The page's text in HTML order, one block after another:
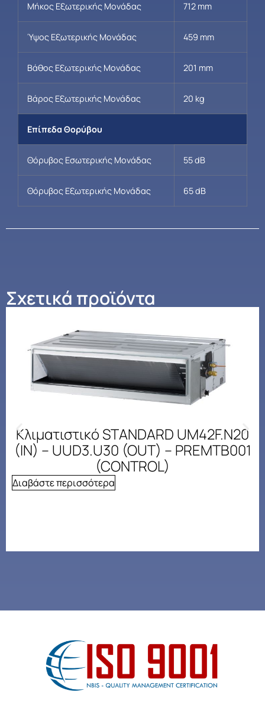
Μήκος Εξωτερικής Μονάδας 712 mm
Ύψος Εξωτερικής Μονάδας 459 mm
Βάθος Εξωτερικής Μονάδας 201 mm
Βάρος Εξωτερικής Μονάδας 20 kg
Επίπεδα Θορύβου
Θόρυβος Εσωτερικής Μονάδας 55 dB
Θόρυβος Εξωτερικής Μονάδας 65 dB
Σχετικά προϊόντα
Κλιματιστικό STANDARD UM42F.N20
(IN) – UUD3.U30 (OUT) – PREMTB001
(CONTROL)
Διαβάστε περισσότερα